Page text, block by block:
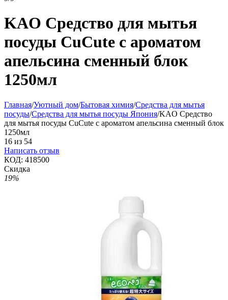
KAO Средство для мытья
посуды CuCute с ароматом
апельсина сменный блок
1250мл
Главная/Уютный дом/Бытовая химия/Средства для мытья
посуды/Средства для мытья посуды Япония/KAO Средство
для мытья посуды CuCute с ароматом апельсина сменный блок
1250мл
16 из 54
Написать отзыв
КОД: 418500
Скидка
19%